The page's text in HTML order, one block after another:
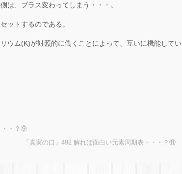
は、プラス変わってしまう・・・。
ットするのである。
ウム(K)が対照的に働くことによって、互いに機能してい
・・？⑨
「真実の口」492 解れば面白い元素周期表・・・？⑪